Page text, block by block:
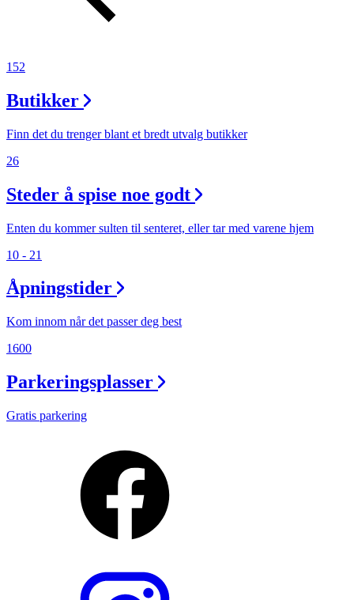
152
Butikker
Finn det du trenger blant et bredt utvalg butikker
26
Steder å spise noe godt
Enten du kommer sulten til senteret, eller tar med varene hjem
10 - 21
Åpningstider
Kom innom når det passer deg best
1600
Parkeringsplasser
Gratis parkering